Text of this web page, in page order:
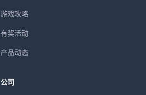
游戏攻略
有奖活动
产品动态
公司